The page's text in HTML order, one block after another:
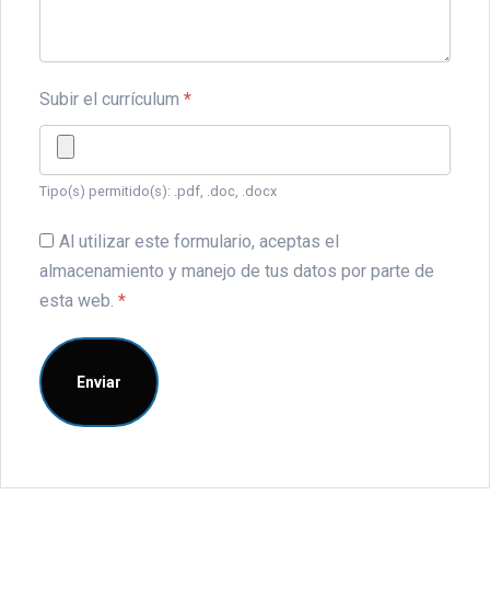
Subir el currículum *
Tipo(s) permitido(s): .pdf, .doc, .docx
Al utilizar este formulario, aceptas el
almacenamiento y manejo de tus datos por parte de
esta web. *